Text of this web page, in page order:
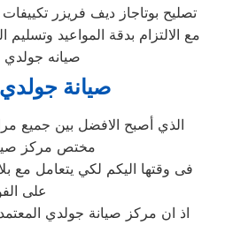
تصليح بوتاجاز ديف فريزر
مع الالتزام بدقة المواعيد
صيانه جولدي
صيانة جولدي
الذي أصبح الافضل بين جميع
مختص مركز
فى وقتها اليكم لكي يتعامل مع
على
اذ ان مركز صيانة جولدي